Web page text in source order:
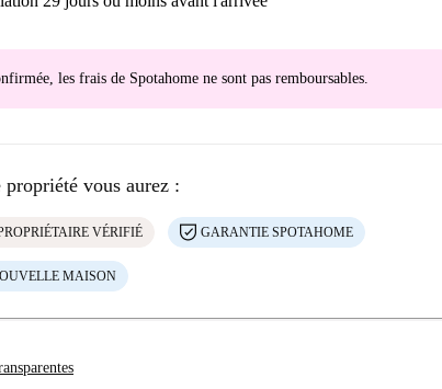
les frais de Spotahome ne sont pas remboursables.
vous aurez :
VÉRIFIÉ GARANTIE SPOTAHOME
MAISON